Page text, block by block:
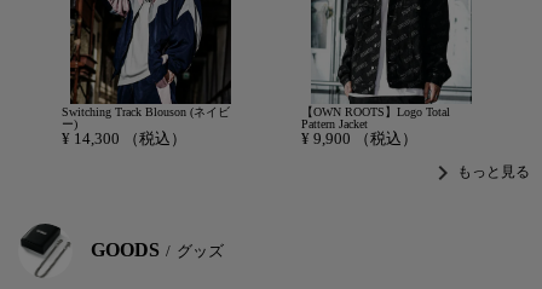
Switching Track Blouson (ネイビ
ー)
¥ 14,300 （税込）
【OWN ROOTS】Logo Total
Pattern Jacket
¥ 9,900 （税込）
chevron_right もっと見る
GOODS グッズ